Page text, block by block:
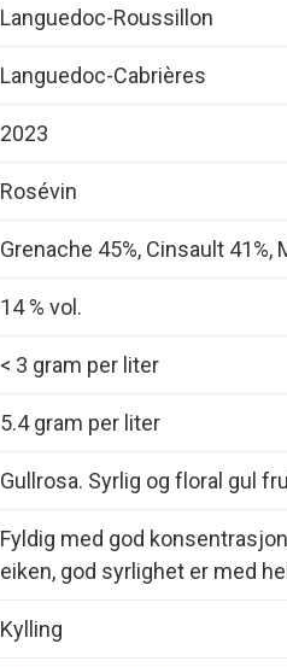
Languedoc-Roussillon
Languedoc-Cabrières
2023
Rosévin
Grenache 45%, Cinsault 41%,
14 % vol.
< 3 gram per liter
5.4 gram per liter
Gullrosa. Syrlig og floral gul
Fyldig med god
eiken, god syrlighet er med
Kylling